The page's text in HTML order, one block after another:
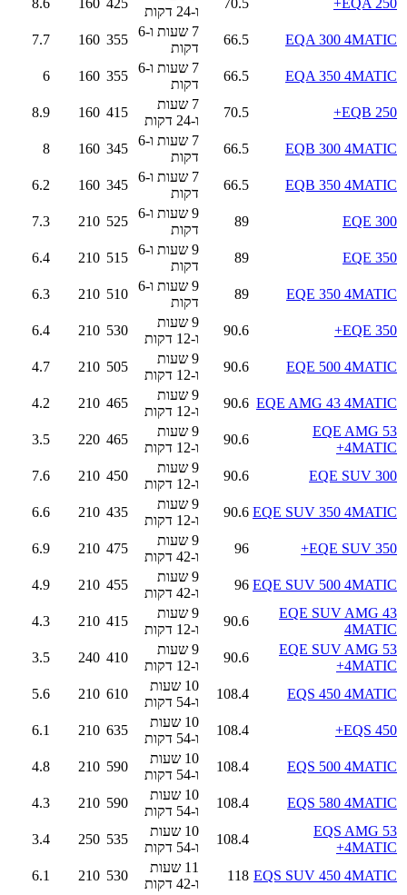
ו-24 דקות
EQA 300 4MATIC
66.5
7 שעות ו-6
דקות
355
160
7.7
EQA 350 4MATIC
66.5
7 שעות ו-6
דקות
355
160
6
EQB 250+
70.5
7 שעות
ו-24 דקות
415
160
8.9
EQB 300 4MATIC
66.5
7 שעות ו-6
דקות
345
160
8
EQB 350 4MATIC
66.5
7 שעות ו-6
דקות
345
160
6.2
EQE 300
89
9 שעות ו-6
דקות
525
210
7.3
EQE 350
89
9 שעות ו-6
דקות
515
210
6.4
EQE 350 4MATIC
89
9 שעות ו-6
דקות
510
210
6.3
EQE 350+
90.6
9 שעות
ו-12 דקות
530
210
6.4
EQE 500 4MATIC
90.6
9 שעות
ו-12 דקות
505
210
4.7
EQE AMG 43 4MATIC
90.6
9 שעות
ו-12 דקות
465
210
4.2
EQE AMG 53
4MATIC+
90.6
9 שעות
ו-12 דקות
465
220
3.5
EQE SUV 300
90.6
9 שעות
ו-12 דקות
450
210
7.6
EQE SUV 350 4MATIC
90.6
9 שעות
ו-12 דקות
435
210
6.6
EQE SUV 350+
96
9 שעות
ו-42 דקות
475
210
6.9
EQE SUV 500 4MATIC
96
9 שעות
ו-42 דקות
455
210
4.9
EQE SUV AMG 43
4MATIC
90.6
9 שעות
ו-12 דקות
415
210
4.3
EQE SUV AMG 53
4MATIC+
90.6
9 שעות
ו-12 דקות
410
240
3.5
EQS 450 4MATIC
108.4
10 שעות
ו-54 דקות
610
210
5.6
EQS 450+
108.4
10 שעות
ו-54 דקות
635
210
6.1
EQS 500 4MATIC
108.4
10 שעות
ו-54 דקות
590
210
4.8
EQS 580 4MATIC
108.4
10 שעות
ו-54 דקות
590
210
4.3
EQS AMG 53
4MATIC+
108.4
10 שעות
ו-54 דקות
535
250
3.4
EQS SUV 450 4MATIC
118
11 שעות
ו-42 דקות
530
210
6.1